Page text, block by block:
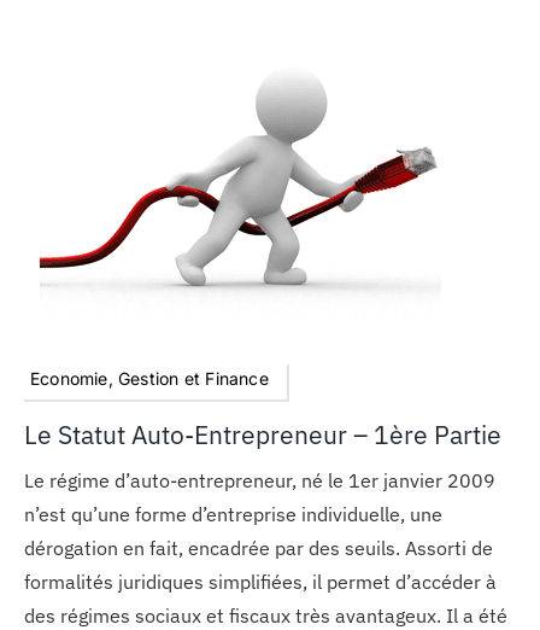
Economie, Gestion et Finance
Le Statut Auto-Entrepreneur – 1ère Partie
Le régime d’auto-entrepreneur, né le 1er janvier 2009
n’est qu’une forme d’entreprise individuelle, une
dérogation en fait, encadrée par des seuils. Assorti de
formalités juridiques simplifiées, il permet d’accéder à
des régimes sociaux et fiscaux très avantageux. Il a été